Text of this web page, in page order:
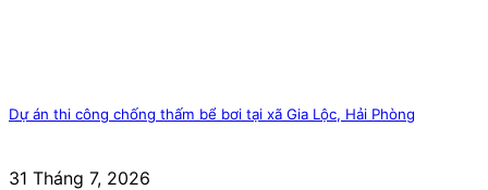
Dự án thi công chống thấm bể bơi tại xã Gia Lộc, Hải Phòng
31 Tháng 7, 2026